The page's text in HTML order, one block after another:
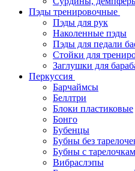
Пэды тренировочные
Пэды для рук
Наколенные пэды
Пэды для педали
Стойки для
Заглушки для
Перкуссия
Барчаймсы
Беллтри
Блоки пластиковые
Бонго
Бубенцы
Бубны без
Бубны с
Вибраслэпы